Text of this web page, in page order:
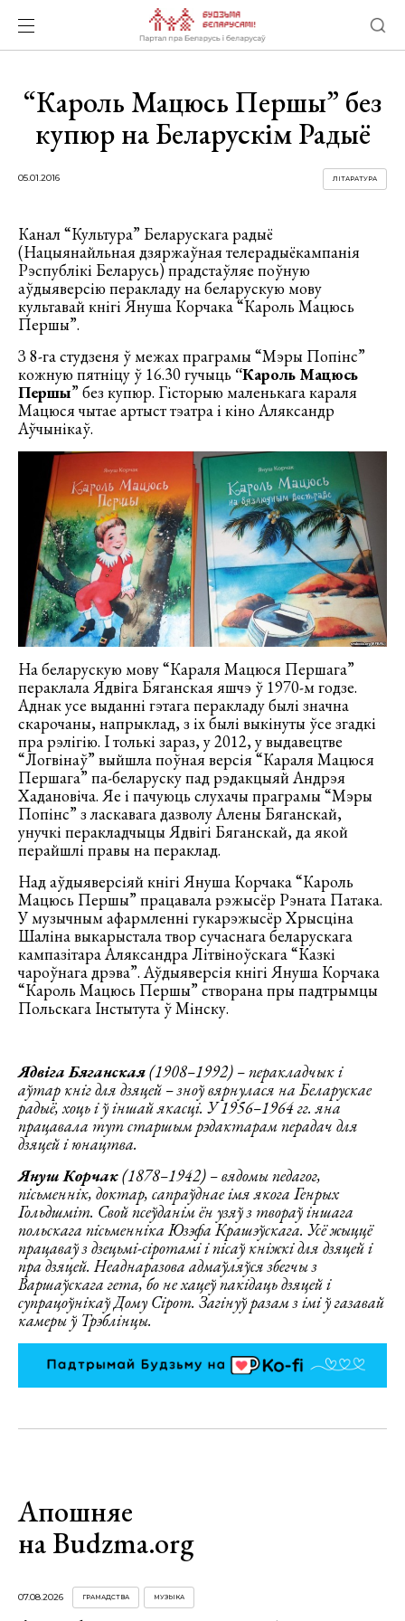
“Кароль Мацюсь Першы” без
купюр на Беларускім Радыё
05.01.2016 ЛІТАРАТУРА
Канал “Культура” Беларускага радыё
(Нацыянайльная дзяржаўная телерадыёкампанія
Рэспублікі Беларусь) прадстаўляе поўную
аўдыяверсію перакладу на беларускую мову
культавай кнігі Януша Корчака “Кароль Мацюсь
Першы”.
З 8-га студзеня ў межах праграмы “Мэры Попінс”
кожную пятніцу ў 16.30 гучыць “Кароль Мацюсь
Першы” без купюр. Гісторыю маленькага караля
Мацюся чытае артыст тэатра і кіно Аляксандр
Аўчынікаў.
На беларускую мову “Караля Мацюся Першага”
пераклала Ядвіга Бяганская яшчэ ў 1970-м годзе.
Аднак усе выданні гэтага перакладу былі значна
скарочаны, напрыклад, з іх былі выкінуты ўсе згадкі
пра рэлігію. І толькі зараз, у 2012, у выдавецтве
“Логвінаў” выйшла поўная версія “Караля Мацюся
Першага” па-беларуску пад рэдакцыяй Андрэя
Хадановіча. Яе і пачуюць слухачы праграмы “Мэры
Попінс” з ласкавага дазволу Алены Бяганскай,
унучкі перакладчыцы Ядвігі Бяганскай, да якой
перайшлі правы на пераклад.
Над аўдыяверсіяй кнігі Януша Корчака “Кароль
Мацюсь Першы” працавала рэжысёр Рэната Патака.
У музычным афармленні гукарэжысёр Хрысціна
Шаліна выкарыстала твор сучаснага беларускага
кампазітара Аляксандра Літвіноўскага “Казкі
чароўнага дрэва”. Аўдыяверсія кнігі Януша Корчака
“Кароль Мацюсь Першы” створана пры падтрымцы
Польскага Інстытута ў Мінску.
Ядвіга Бяганская(1908–1992) – перакладчык і
аўтар кніг для дзяцей – зноў вярнулася на Беларускае
радыё, хоць і ў іншай якасці. У 1956–1964 гг. яна
працавала тут старшым рэдактарам перадач для
дзяцей і юнацтва.
Януш Корчак(1878–1942) – вядомы педагог,
пісьменнік, доктар, сапраўднае імя якога Генрых
Гольдшміт. Свой псеўданім ён узяў з твораў іншага
польскага пісьменніка Юзэфа Крашэўскага. Усё жыццё
працаваў з дзецьмі-сіротамі і пісаў кніжкі для дзяцей і
пра дзяцей. Неаднаразова адмаўляўся збегчы з
Варшаўскага гета, бо не хацеў пакідаць дзяцей і
супрацоўнікаў Дому Сірот. Загінуў разам з імі ў газавай
камеры ў Трэблінцы.
Апошняе
на Budzma.org
07.08.2026 ГРАМАДСТВА МУЗЫКА